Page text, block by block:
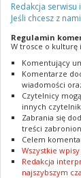
Redakcja
Jeśli chcesz z
Regulamin
W trosce o kulturę
Komentujący
Komentarze
wiadomości
Czytelnicy
innych
Zabrania się
treści
Celem
Wszystkie
Redakcja
najszybszym